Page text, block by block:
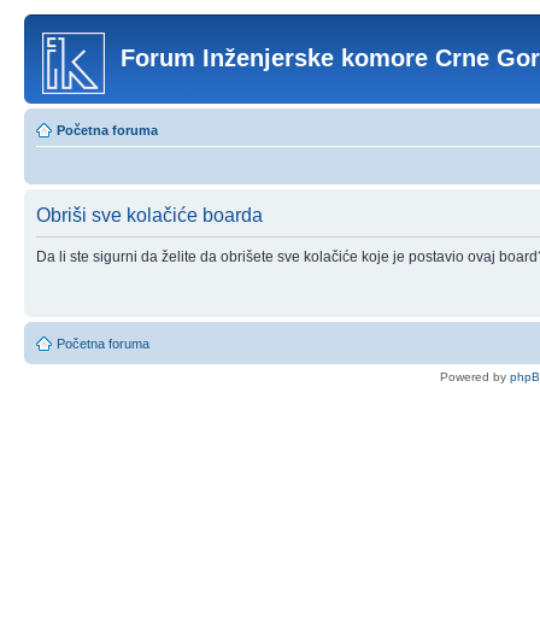
Forum Inženjerske komore Crne
Početna foruma
Obriši sve kolačiće boarda
Da li ste sigurni da želite da obrišete sve kolačiće koje je postavio ovaj
Početna foruma
Powered by